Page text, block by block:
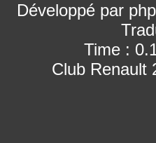
Développé par
Time :
Club Renault